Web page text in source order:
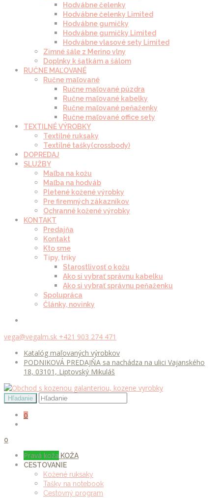
Hodvábne čelenky
Hodvábne čelenky Limited
Hodvábne gumičky
Hodvábne gumičky Limited
Hodvábne vlasové sety Limited
Zimné šále z Merino vlny
Doplnky k šatkám a šálom
RUČNE MAĽOVANÉ
Ručne maľované
Ručne maľované púzdra
Ručne maľované kabelky
Ručne maľované peňaženky
Ručne maľované office sety
TEXTILNÉ VÝROBKY
Textilné ruksaky
Textilné tašky(crossbody)
DOPREDAJ
SLUŽBY
Maľba na kožu
Maľba na hodváb
Pletené kožené výrobky
Pre firemných zákazníkov
Ochranné kožené výrobky
KONTAKT
Predajňa
Kontakt
Kto sme
Tipy, triky
Starostlivosť o kožu
Ako si vybrať správnu kabelku
Ako si vybrať správnu peňaženku
Spolupráca
Články, novinky
vega@vegalm.sk +421 903 274 471
Katalóg maľovaných výrobkov
PODNIKOVÁ PREDAJŇA sa nachádza na ulici Vajanského
18, 03101, Liptovský Mikuláš
0
0
Pravá koža KOŽA
CESTOVANIE
Kožené ruksaky
Tašky na notebook
Cestovný program